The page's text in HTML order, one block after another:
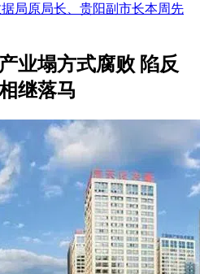
局原局长、贵阳副市长本周先
业塌方式腐败 陷反
继落马